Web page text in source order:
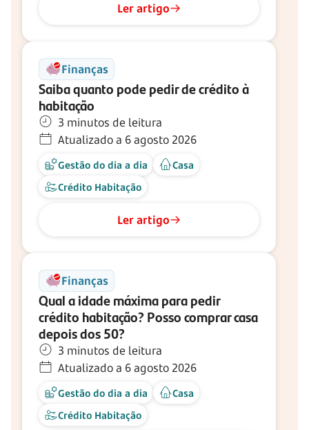
Ler artigo
Finanças
Saiba quanto pode pedir de crédito à
habitação
3 minutos de leitura
Atualizado a 6 agosto 2026
Gestão do dia a dia
Casa
Crédito Habitação
Ler artigo
Finanças
Qual a idade máxima para pedir
crédito habitação? Posso comprar casa
depois dos 50?
3 minutos de leitura
Atualizado a 6 agosto 2026
Gestão do dia a dia
Casa
Crédito Habitação